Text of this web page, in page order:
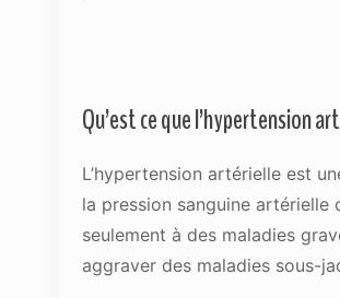
Qu’est ce que l’hypertension
L’hypertension artérielle est
la pression sanguine artérielle
seulement à des maladies
aggraver des maladies sous-